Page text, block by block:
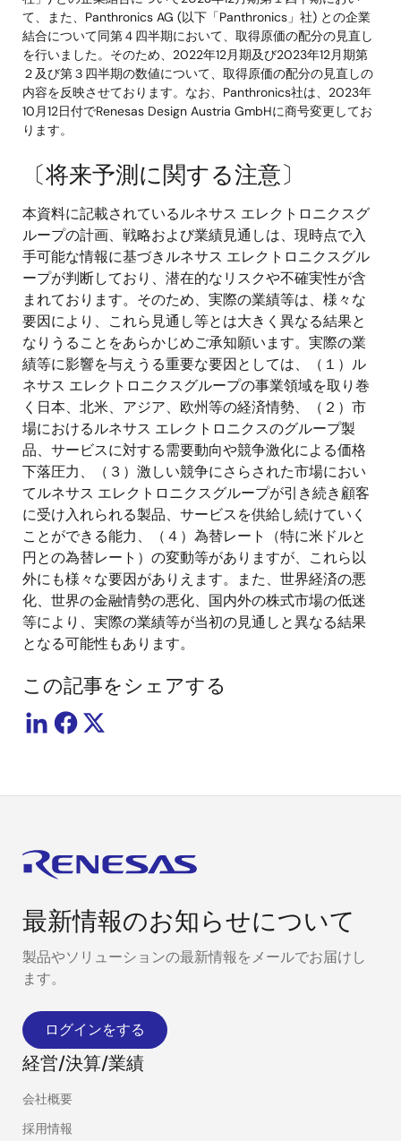
て、また、Panthronics AG (以下「Panthronics」社) との企業
結合について同第４四半期において、取得原価の配分の見直し
を行いました。そのため、2022年12月期及び2023年12月期第
２及び第３四半期の数値について、取得原価の配分の見直しの
内容を反映させております。なお、Panthronics社は、2023年
10月12日付でRenesas Design Austria GmbHに商号変更してお
ります。
〔将来予測に関する注意〕
本資料に記載されているルネサス エレクトロニクスグ
ループの計画、戦略および業績見通しは、現時点で入
手可能な情報に基づきルネサス エレクトロニクスグル
ープが判断しており、潜在的なリスクや不確実性が含
まれております。そのため、実際の業績等は、様々な
要因により、これら見通し等とは大きく異なる結果と
なりうることをあらかじめご承知願います。実際の業
績等に影響を与えうる重要な要因としては、（１）ル
ネサス エレクトロニクスグループの事業領域を取り巻
く日本、北米、アジア、欧州等の経済情勢、（２）市
場におけるルネサス エレクトロニクスのグループ製
品、サービスに対する需要動向や競争激化による価格
下落圧力、（３）激しい競争にさらされた市場におい
てルネサス エレクトロニクスグループが引き続き顧客
に受け入れられる製品、サービスを供給し続けていく
ことができる能力、（４）為替レート（特に米ドルと
円との為替レート）の変動等がありますが、これら以
外にも様々な要因がありえます。また、世界経済の悪
化、世界の金融情勢の悪化、国内外の株式市場の低迷
等により、実際の業績等が当初の見通しと異なる結果
となる可能性もあります。
この記事をシェアする
最新情報のお知らせについて
製品やソリューションの最新情報をメールでお届けし
ます。
ログインをする
経営/決算/業績
会社概要
採用情報